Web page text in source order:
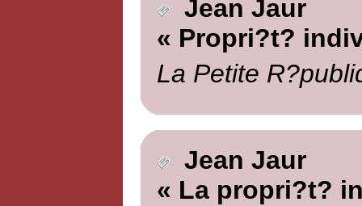
Jean Jaur
« Propri?t?
La Petite
Jean Jaur
« La propri?t?